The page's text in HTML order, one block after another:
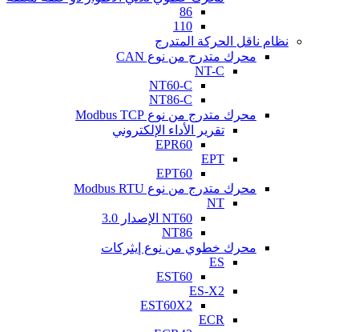
86
110
نظام ناقل الحركة المتدرج
محرك متدرج من نوع CAN
NT-C
NT60-C
NT86-C
محرك متدرج من نوع Modbus TCP
تقرير الأداء الإلكتروني
EPR60
EPT
EPT60
محرك متدرج من نوع Modbus RTU
NT
NT60 الإصدار 3.0
NT86
محرك خطوي من نوع إيثركات
ES
EST60
ES-X2
EST60X2
ECR